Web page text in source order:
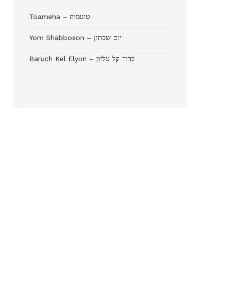
Toameha – טועמיה
Yom Shabboson – יום שבתון
Baruch Kel Elyon – ברוך קל עליון